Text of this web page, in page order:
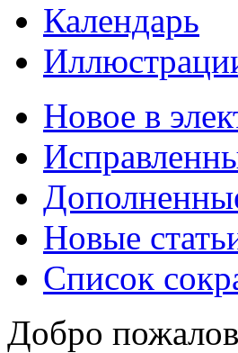
Календарь
Новое в
Новые
Список
Добро